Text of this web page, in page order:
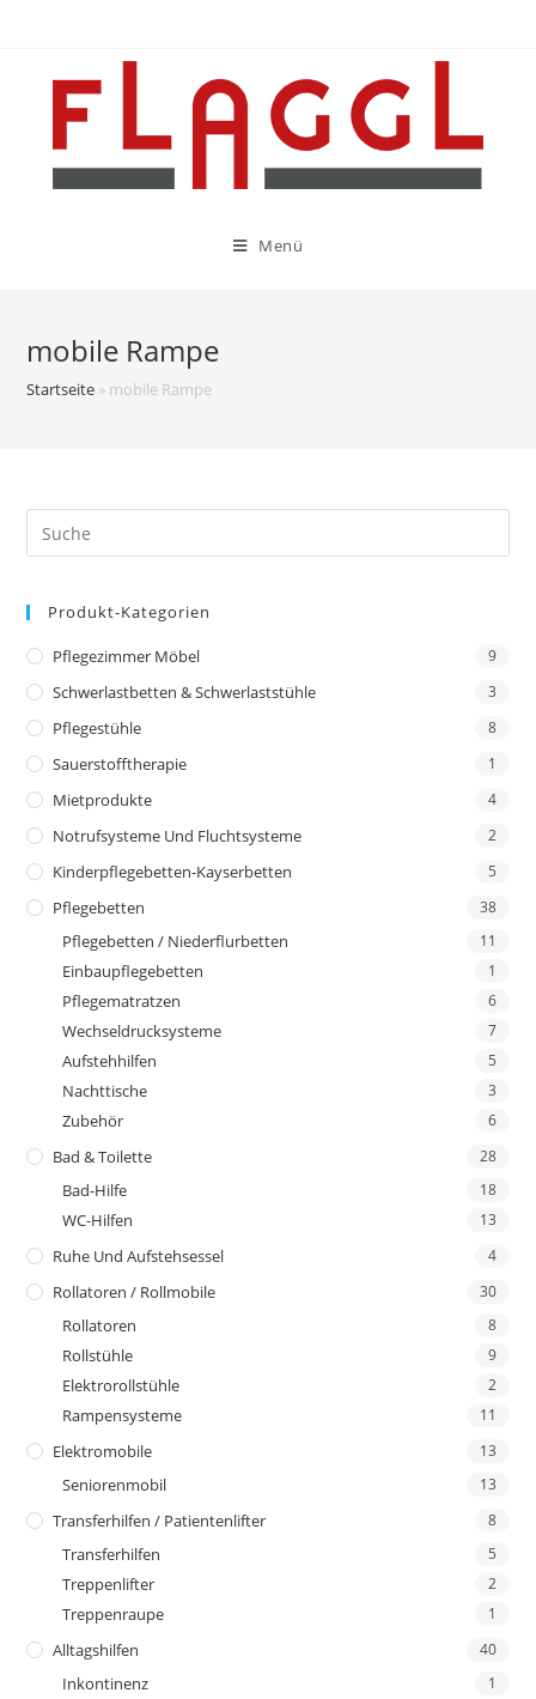
Menü
mobile Rampe
Startseite » mobile Rampe
Produkt-Kategorien
Pflegezimmer Möbel 9
Schwerlastbetten & Schwerlaststühle 3
Pflegestühle 8
Sauerstofftherapie 1
Mietprodukte 4
Notrufsysteme Und Fluchtsysteme 2
Kinderpflegebetten-Kayserbetten 5
Pflegebetten 38
Pflegebetten / Niederflurbetten 11
Einbaupflegebetten 1
Pflegematratzen 6
Wechseldrucksysteme 7
Aufstehhilfen 5
Nachttische 3
Zubehör 6
Bad & Toilette 28
Bad-Hilfe 18
WC-Hilfen 13
Ruhe Und Aufstehsessel 4
Rollatoren / Rollmobile 30
Rollatoren 8
Rollstühle 9
Elektrorollstühle 2
Rampensysteme 11
Elektromobile 13
Seniorenmobil 13
Transferhilfen / Patientenlifter 8
Transferhilfen 5
Treppenlifter 2
Treppenraupe 1
Alltagshilfen 40
Inkontinenz 1